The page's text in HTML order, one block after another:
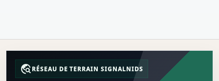
travel_exploreRÉSEAU DE TERRAIN SIGNALNIDS